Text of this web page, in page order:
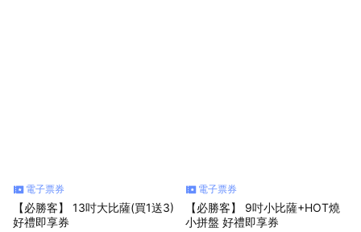
電子票券
【必勝客】 13吋大比薩(買1送3)
好禮即享券
電子票券
【必勝客】 9吋小比薩+HOT燒
小拼盤 好禮即享券